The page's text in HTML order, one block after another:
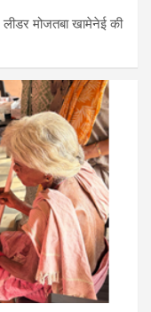
मोजतबा खामेनेई की